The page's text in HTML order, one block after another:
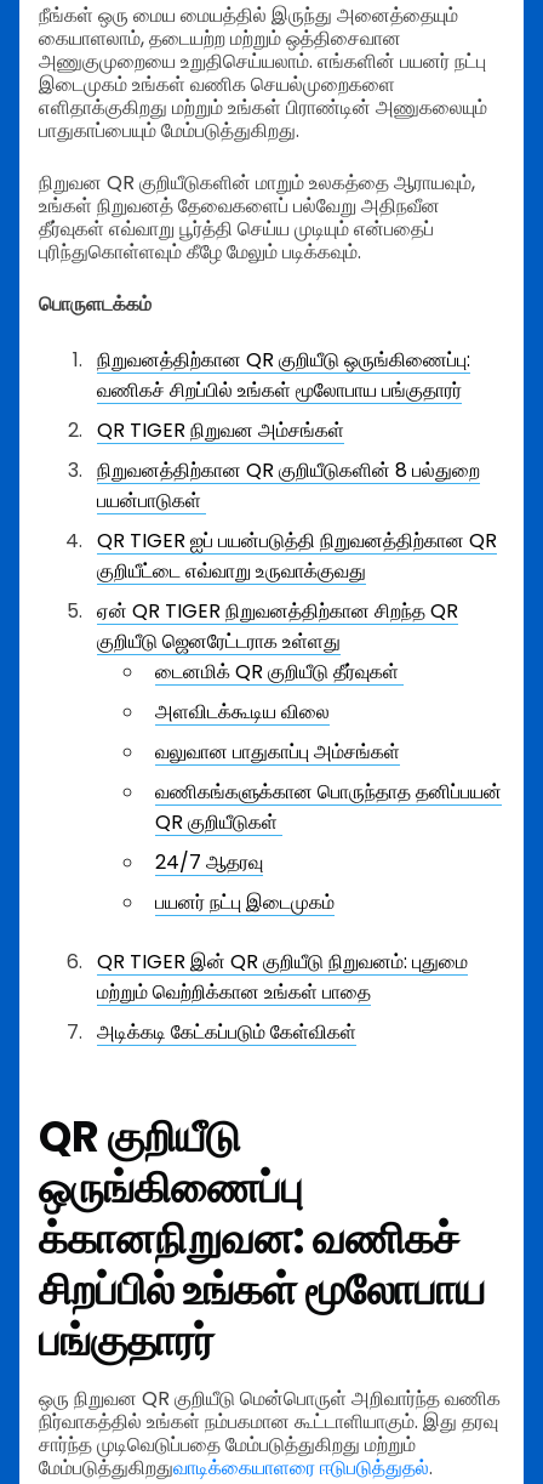
நீங்கள் ஒரு மைய மையத்தில் இருந்து அனைத்தையும்
கையாளலாம், தடையற்ற மற்றும் ஒத்திசைவான
அணுகுமுறையை உறுதிசெய்யலாம். எங்களின் பயனர் நட்பு
இடைமுகம் உங்கள் வணிக செயல்முறைகளை
எளிதாக்குகிறது மற்றும் உங்கள் பிராண்டின் அணுகலையும்
பாதுகாப்பையும் மேம்படுத்துகிறது.
நிறுவன QR குறியீடுகளின் மாறும் உலகத்தை ஆராயவும்,
உங்கள் நிறுவனத் தேவைகளைப் பல்வேறு அதிநவீன
தீர்வுகள் எவ்வாறு பூர்த்தி செய்ய முடியும் என்பதைப்
புரிந்துகொள்ளவும் கீழே மேலும் படிக்கவும்.
பொருளடக்கம்
நிறுவனத்திற்கான QR குறியீடு ஒருங்கிணைப்பு:
வணிகச் சிறப்பில் உங்கள் மூலோபாய பங்குதாரர்
QR TIGER நிறுவன அம்சங்கள்
நிறுவனத்திற்கான QR குறியீடுகளின் 8 பல்துறை
பயன்பாடுகள்
QR TIGER ஐப் பயன்படுத்தி நிறுவனத்திற்கான QR
குறியீட்டை எவ்வாறு உருவாக்குவது
ஏன் QR TIGER நிறுவனத்திற்கான சிறந்த QR
குறியீடு ஜெனரேட்டராக உள்ளது
டைனமிக் QR குறியீடு தீர்வுகள்
அளவிடக்கூடிய விலை
வலுவான பாதுகாப்பு அம்சங்கள்
வணிகங்களுக்கான பொருந்தாத தனிப்பயன்
QR குறியீடுகள்
24/7 ஆதரவு
பயனர் நட்பு இடைமுகம்
QR TIGER இன் QR குறியீடு நிறுவனம்: புதுமை
மற்றும் வெற்றிக்கான உங்கள் பாதை
அடிக்கடி கேட்கப்படும் கேள்விகள்
QR குறியீடு
ஒருங்கிணைப்பு
க்கானநிறுவன: வணிகச்
சிறப்பில் உங்கள் மூலோபாய
பங்குதாரர்
ஒரு நிறுவன QR குறியீடு மென்பொருள் அறிவார்ந்த வணிக
நிர்வாகத்தில் உங்கள் நம்பகமான கூட்டாளியாகும். இது தரவு
சார்ந்த முடிவெடுப்பதை மேம்படுத்துகிறது மற்றும்
மேம்படுத்துகிறதுவாடிக்கையாளரை ஈடுபடுத்துதல்.